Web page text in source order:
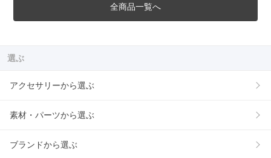
全商品一覧へ
選ぶ
アクセサリーから選ぶ
素材・パーツから選ぶ
ブランドから選ぶ